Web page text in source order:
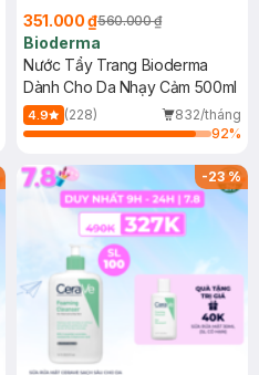
351.000 ₫560.000 ₫
Bioderma
Nước Tẩy Trang Bioderma
Dành Cho Da Nhạy Cảm 500ml
4.9 (228)
832/tháng
92%
-23%